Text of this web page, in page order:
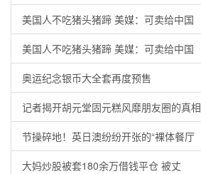
美国人不吃猪头猪蹄 美媒：可卖给中国
美国人不吃猪头猪蹄 美媒：可卖给中国
奥运纪念银币大全套再度预售
记者揭开胡元堂固元糕风靡朋友圈的真相
节操碎地！英日澳纷纷开张的“裸体餐厅
大妈炒股被套180余万借钱平仓 被丈